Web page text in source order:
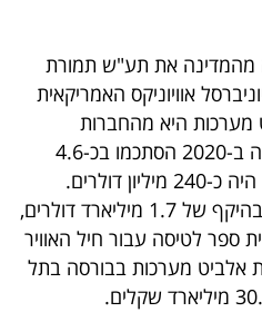
את תע"ש תמורת
אוויוניקס האמריקאית
מערכות היא מהחברות
המצליחות בישראל: הכנסותיה ב-2020 הסתכמו בכ-4.6
מיליארד דולרים, והרווח הנקי היה כ-240 מיליון דולרים.
ב-2021 זכתה אלביט בחוזה בהיקף של 1.7 מיליארד דולרים,
ספר לטיסה עבור חיל האוויר
ליוני 2022, נסחרת אלביט מערכות בבורסה בתל